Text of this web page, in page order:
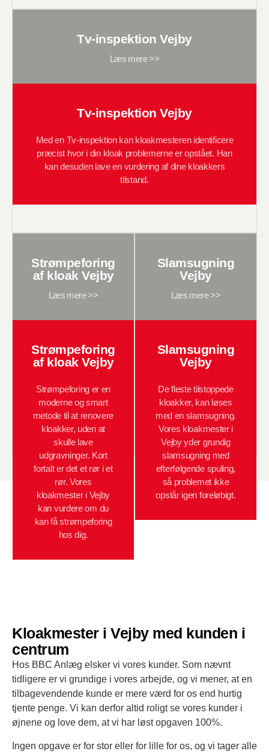
Tv-inspektion Vejby
Læs mere >>
Tv-inspektion Vejby
Med en Tv-inspektion kan kloakmesteren identificere
præcist hvor i din kloak problemerne er opstået. Han
kan desuden lave en vurdering af dine kloakkers
tilstand.
Strømpeforing
af kloak Vejby
Læs mere >>
Strømpeforing
af kloak Vejby
Strømpeforing er en
moderne og smart
metode til at renovere
kloakker, uden at
skulle lave
udgravninger. Kort
fortalt er det et rør i et
rør. Vores
kloakmester i Vejby
kan vurdere om du
kan få strømpeforing
hos dig.
Slamsugning
Vejby
Læs mere >>
Slamsugning
Vejby
De fleste tilstoppede
kloakker, kan løses
med en slamsugning.
Vores kloakmester i
Vejby yder grundig
slamsugning med
efterfølgende spuling,
så problemet ikke
opstår igen foreløbigt.
Kloakmester i Vejby med kunden i
centrum
Hos BBC Anlæg elsker vi vores kunder. Som nævnt
tidligere er vi grundige i vores arbejde, og vi mener, at en
tilbagevendende kunde er mere værd for os end hurtig
tjente penge. Vi kan derfor altid roligt se vores kunder i
øjnene og love dem, at vi har løst opgaven 100%.
Ingen opgave er for stor eller for lille for os, og vi tager alle